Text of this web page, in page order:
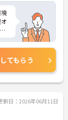
てもらう
新日：2026年06月11日